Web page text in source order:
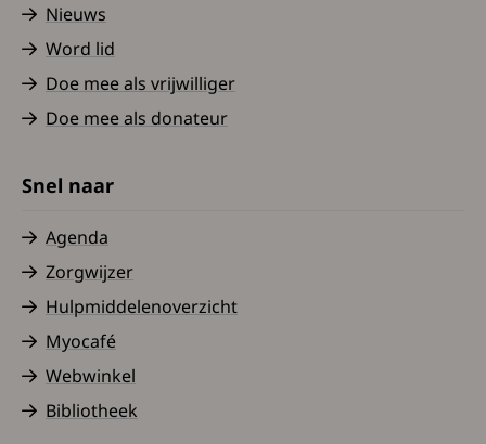
Nieuws
Word lid
Doe mee als vrijwilliger
Doe mee als donateur
Snel naar
Agenda
Zorgwijzer
Hulpmiddelenoverzicht
Myocafé
Webwinkel
Bibliotheek